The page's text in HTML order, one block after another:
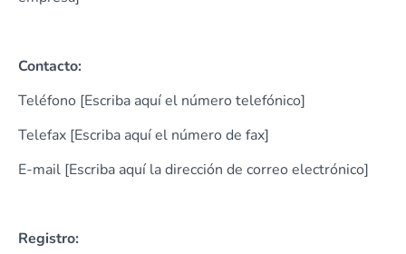
Contacto:
Teléfono [Escriba aquí el número telefónico]
Telefax [Escriba aquí el número de fax]
E-mail [Escriba aquí la dirección de correo electrónico]
Registro: